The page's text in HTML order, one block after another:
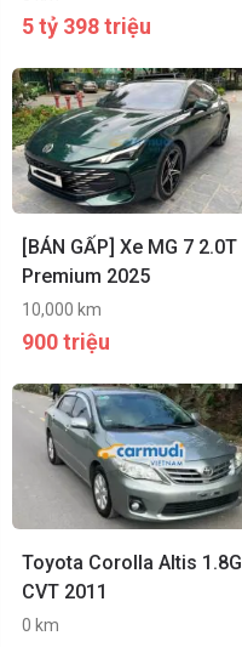
5 tỷ 398 triệu
[BÁN GẤP] Xe MG 7 2.0T
Premium 2025
10,000 km
900 triệu
Toyota Corolla Altis 1.8G
CVT 2011
0 km